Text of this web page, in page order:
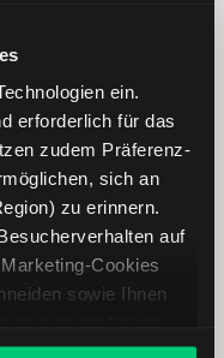
ein.
erforderlich für das
zudem Präferenz-
sich an
zu erinnern.
auf
Cookies
sowie Ihnen
welche Cookies
unseren